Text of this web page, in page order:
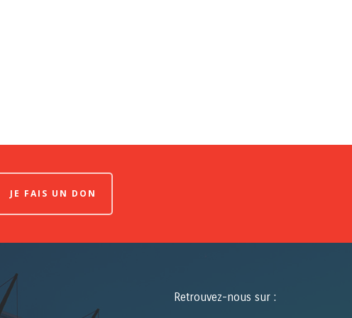
JE FAIS UN DON
Retrouvez-nous sur :